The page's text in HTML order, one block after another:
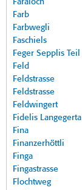
Faraloch
Farb
Farbwegli
Faschiels
Feger Sepplis Teil
Feld
Feldstrasse
Feldstrasse
Feldwingert
Fidelis Langegerta
Fina
Finanzerhöttli
Finga
Fingastrasse
Flochtweg